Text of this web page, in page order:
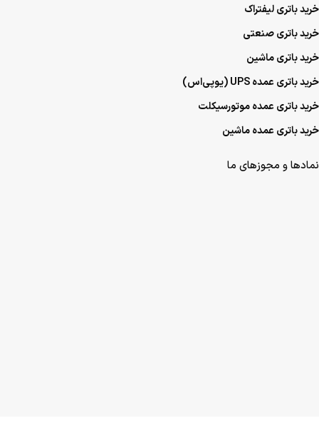
خرید باتری لیفتراک
خرید باتری صنعتی
خرید باتری ماشین
خرید باتری عمده UPS (یو‌پی‌اس)
خرید باتری عمده موتورسیکلت
خرید باتری عمده ماشین
نمادها و مجوزهای ما